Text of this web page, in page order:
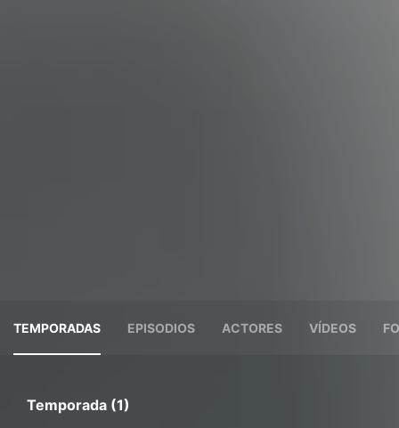
TEMPORADAS EPISODIOS ACTORES VÍDEOS
Temporada (1)